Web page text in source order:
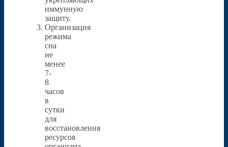
иммунную
защиту.
Организация
режима
сна
не
менее
7-
8
часов
в
сутки
для
восстановления
ресурсов